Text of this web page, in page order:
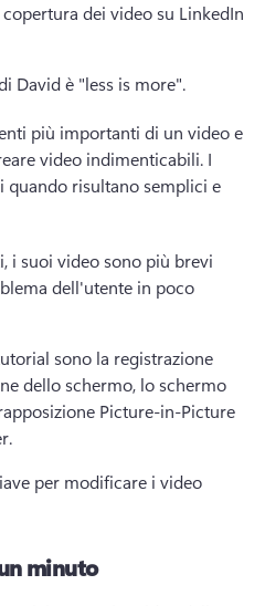
dei video su LinkedIn
David è "less is more".
più importanti di un video e
video indimenticabili. I
risultano semplici e
i suoi video sono più brevi
dell'utente in poco
sono la registrazione
dello schermo, lo schermo
Picture-in-Picture
per modificare i video
minuto